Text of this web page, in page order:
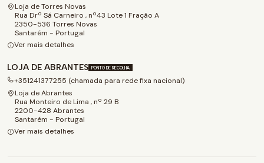
Loja de Torres Novas
Rua Drº Sá Carneiro , nº43 Lote 1 Fração A
2350-536 Torres Novas
Santarém - Portugal
Ver mais detalhes
LOJA DE ABRANTES PONTO DE RECOLHA
+351241377255 (chamada para rede fixa nacional)
Loja de Abrantes
Rua Monteiro de Lima , nº 29 B
2200-428 Abrantes
Santarém - Portugal
Ver mais detalhes